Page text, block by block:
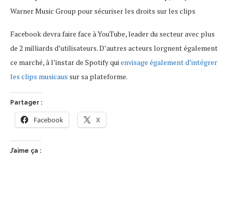
Warner Music Group pour sécuriser les droits sur les clips
Facebook devra faire face à YouTube, leader du secteur avec plus
de 2 milliards d’utilisateurs. D’autres acteurs lorgnent également
ce marché, à l’instar de Spotify quienvisage également d’intégrer
les clips musicaux sur sa plateforme.
Partager :
Facebook X
J’aime ça :